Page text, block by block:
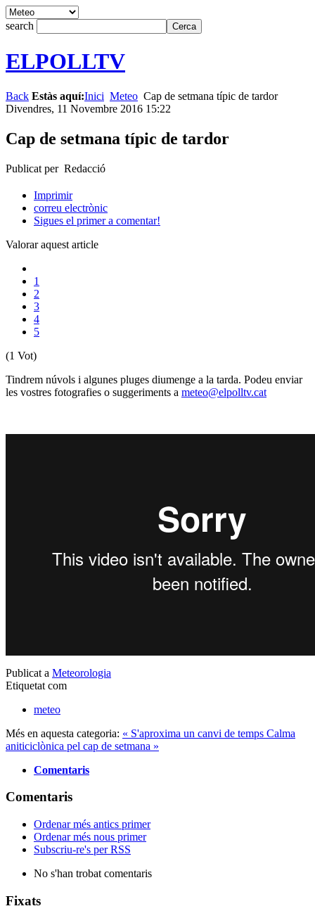
search
ELPOLLTV
Back Estàs aquí:Inici Meteo Cap de setmana típic de tardor
Divendres, 11 Novembre 2016 15:22
Cap de setmana típic de tardor
Publicat per Redacció
Imprimir
correu electrònic
Sigues el primer a comentar!
Valorar aquest article
1
2
3
4
5
(1 Vot)
Tindrem núvols i algunes pluges diumenge a la tarda. Podeu enviar
les vostres fotografies o suggeriments a meteo@elpolltv.cat
Publicat a Meteorologia
Etiquetat com
meteo
Més en aquesta categoria: « S'aproxima un canvi de temps Calma
aniticiclònica pel cap de setmana »
Comentaris
Comentaris
Ordenar més antics primer
Ordenar més nous primer
Subscriu-re's per RSS
No s'han trobat comentaris
Fixats